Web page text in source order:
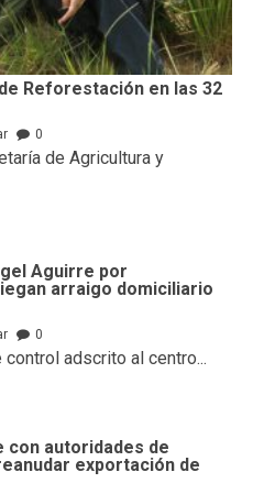
Reforestación en las 32
0
de Agricultura y
Aguirre por
arraigo domiciliario
0
adscrito al centro...
autoridades de
exportación de